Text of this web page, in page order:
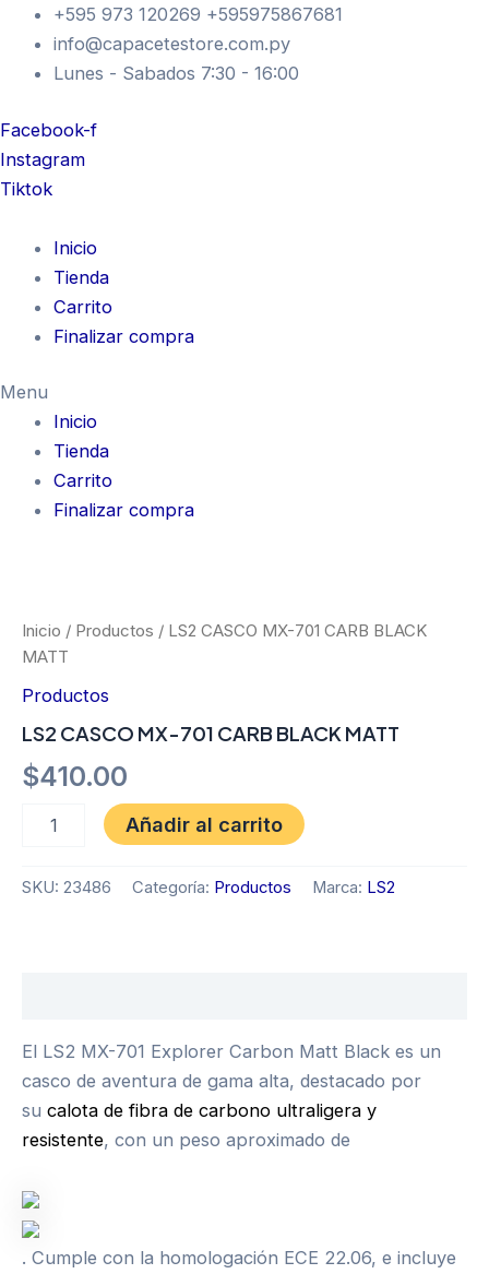
contenido
+595 973 120269 +595975867681
info@capacetestore.com.py
Lunes - Sabados 7:30 - 16:00
Facebook-f
Instagram
Tiktok
Inicio
Tienda
Carrito
Finalizar compra
Menu
Inicio
Tienda
Carrito
Finalizar compra
Inicio / Productos / LS2 CASCO MX-701 CARB BLACK
MATT
Productos
LS2 CASCO MX-701 CARB BLACK MATT
$410.00
701
CARB
MATT
Añadir al carrito
SKU: 23486 Categoría: Productos Marca: LS2
El LS2 MX-701 Explorer Carbon Matt Black es un
casco de aventura de gama alta, destacado por
su calota de fibra de carbono ultraligera y
resistente, con un peso aproximado de
. Cumple con la homologación ECE 22.06, e incluye